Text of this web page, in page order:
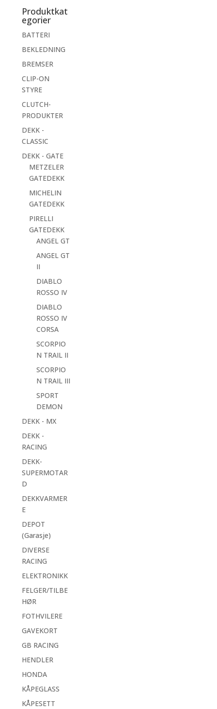
Produktkat
egorier
BATTERI
BEKLEDNING
BREMSER
CLIP-ON
STYRE
CLUTCH-
PRODUKTER
DEKK -
CLASSIC
DEKK - GATE
METZELER
GATEDEKK
MICHELIN
GATEDEKK
PIRELLI
GATEDEKK
ANGEL GT
ANGEL GT
II
DIABLO
ROSSO IV
DIABLO
ROSSO IV
CORSA
SCORPIO
N TRAIL II
SCORPIO
N TRAIL III
SPORT
DEMON
DEKK - MX
DEKK -
RACING
DEKK-
SUPERMOTAR
D
DEKKVARMER
E
DEPOT
(Garasje)
DIVERSE
RACING
ELEKTRONIKK
FELGER/TILBE
HØR
FOTHVILERE
GAVEKORT
GB RACING
HENDLER
HONDA
KÅPEGLASS
KÅPESETT